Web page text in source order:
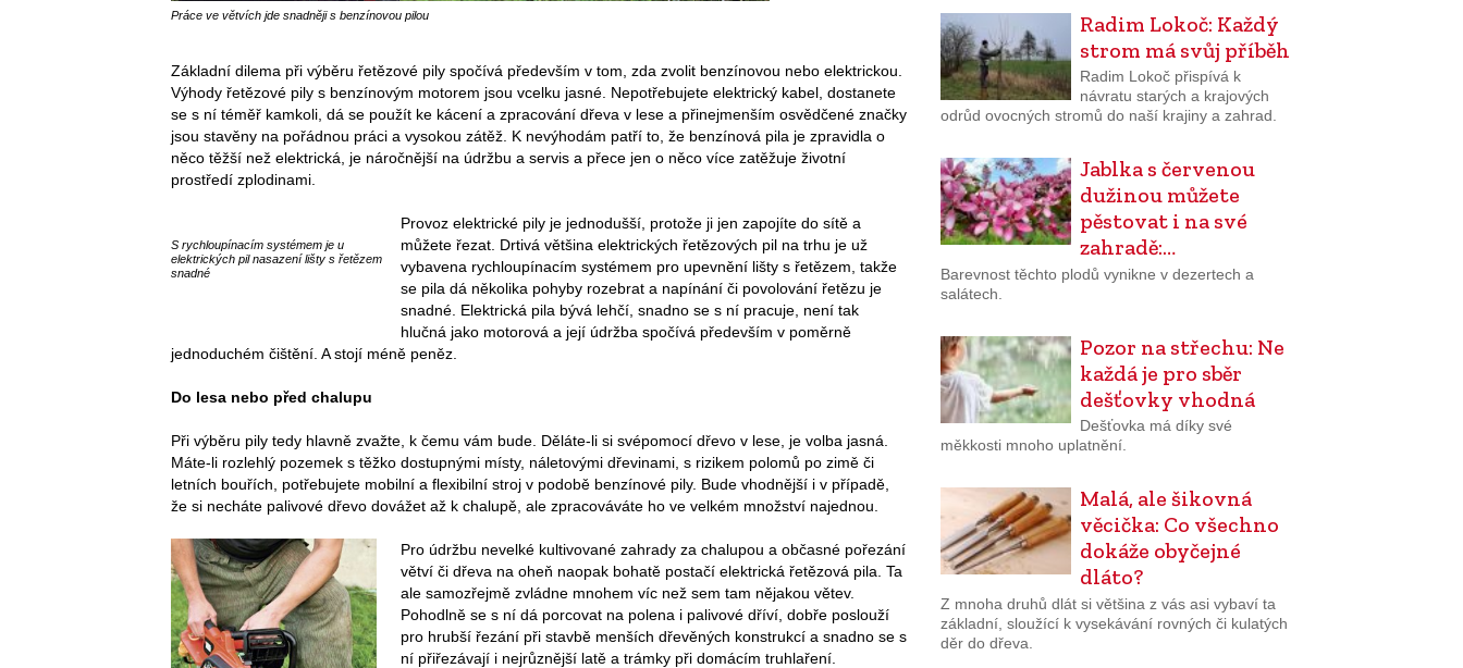
Práce ve větvích jde snadněji s benzínovou pilou
Základní dilema při výběru řetězové pily spočívá především v tom, zda zvolit benzínovou nebo elektrickou.
Výhody řetězové pily s benzínovým motorem jsou vcelku jasné. Nepotřebujete elektrický kabel, dostanete
se s ní téměř kamkoli, dá se použít ke kácení a zpracování dřeva v lese a přinejmenším osvědčené značky
jsou stavěny na pořádnou práci a vysokou zátěž. K nevýhodám patří to, že benzínová pila je zpravidla o
něco těžší než elektrická, je náročnější na údržbu a servis a přece jen o něco více zatěžuje životní
prostředí zplodinami.
S rychloupínacím systémem je u
elektrických pil nasazení lišty s řetězem
snadné
Provoz elektrické pily je jednodušší, protože ji jen zapojíte do sítě a
můžete řezat. Drtivá většina elektrických řetězových pil na trhu je už
vybavena rychloupínacím systémem pro upevnění lišty s řetězem, takže
se pila dá několika pohyby rozebrat a napínání či povolování řetězu je
snadné. Elektrická pila bývá lehčí, snadno se s ní pracuje, není tak
hlučná jako motorová a její údržba spočívá především v poměrně
jednoduchém čištění. A stojí méně peněz.
Do lesa nebo před chalupu
Při výběru pily tedy hlavně zvažte, k čemu vám bude. Děláte-li si svépomocí dřevo v lese, je volba jasná.
Máte-li rozlehlý pozemek s těžko dostupnými místy, náletovými dřevinami, s rizikem polomů po zimě či
letních bouřích, potřebujete mobilní a flexibilní stroj v podobě benzínové pily. Bude vhodnější i v případě,
že si necháte palivové dřevo dovážet až k chalupě, ale zpracováváte ho ve velkém množství najednou.
Pro údržbu nevelké kultivované zahrady za chalupou a občasné pořezání
větví či dřeva na oheň naopak bohatě postačí elektrická řetězová pila. Ta
ale samozřejmě zvládne mnohem víc než sem tam nějakou větev.
Pohodlně se s ní dá porcovat na polena i palivové dříví, dobře poslouží
pro hrubší řezání při stavbě menších dřevěných konstrukcí a snadno se s
ní přiřezávají i nejrůznější latě a trámky při domácím truhlaření.
Radim Lokoč: Každý
strom má svůj příběh
Radim Lokoč přispívá k
návratu starých a krajových
odrůd ovocných stromů do naší krajiny a zahrad.
Jablka s červenou
dužinou můžete
pěstovat i na své
zahradě:…
Barevnost těchto plodů vynikne v dezertech a
salátech.
Pozor na střechu: Ne
každá je pro sběr
dešťovky vhodná
Dešťovka má díky své
měkkosti mnoho uplatnění.
Malá, ale šikovná
věcička: Co všechno
dokáže obyčejné
dláto?
Z mnoha druhů dlát si většina z vás asi vybaví ta
základní, sloužící k vysekávání rovných či kulatých
děr do dřeva.